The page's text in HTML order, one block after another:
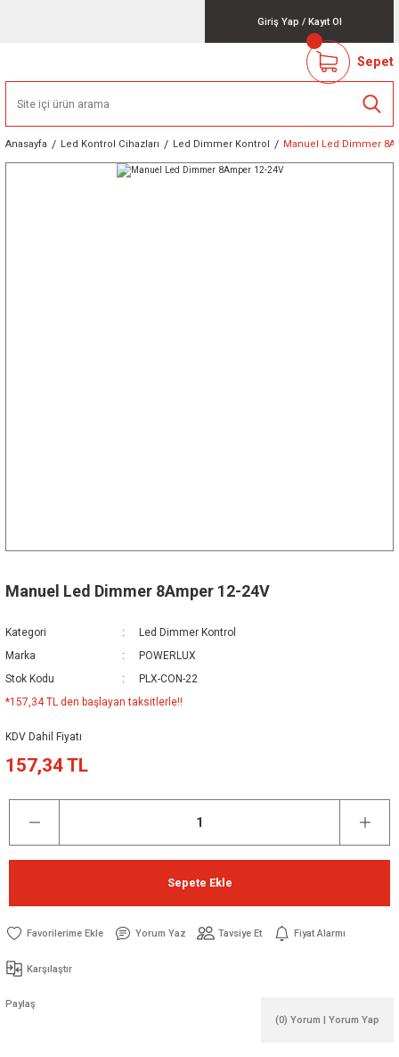
Giriş Yap / Kayıt Ol
Sepet
Anasayfa Led Kontrol Cihazları Led Dimmer Kontrol Manuel Led Dimmer
Manuel Led Dimmer 8Amper 12-24V
Kategori
Led Dimmer Kontrol
Marka
POWERLUX
Stok Kodu
PLX-CON-22
*157,34 TL den başlayan taksitlerle!!
KDV Dahil Fiyatı
157,34 TL
Sepete Ekle
Yorum Yaz Tavsiye Et Fiyat Alarmı
Karşılaştır
Paylaş
(0) Yorum | Yorum Yap